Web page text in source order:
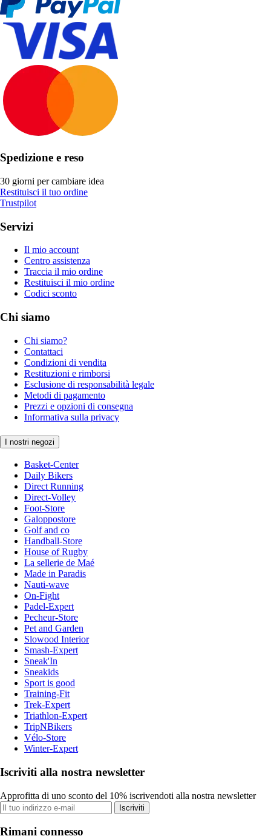
Spedizione e reso
30 giorni per cambiare idea
Restituisci il tuo ordine
Trustpilot
Servizi
Il mio account
Centro assistenza
Traccia il mio ordine
Restituisci il mio ordine
Codici sconto
Chi siamo
Chi siamo?
Contattaci
Condizioni di vendita
Restituzioni e rimborsi
Esclusione di responsabilità legale
Metodi di pagamento
Prezzi e opzioni di consegna
Informativa sulla privacy
I nostri negozi
Basket-Center
Daily Bikers
Direct Running
Direct-Volley
Foot-Store
Galoppostore
Golf and co
Handball-Store
House of Rugby
La sellerie de Maé
Made in Paradis
Nauti-wave
On-Fight
Padel-Expert
Pecheur-Store
Pet and Garden
Slowood Interior
Smash-Expert
Sneak'In
Sneakids
Sport is good
Training-Fit
Trek-Expert
Triathlon-Expert
TripNBikers
Vélo-Store
Winter-Expert
Iscriviti alla nostra newsletter
Approfitta di uno sconto del 10% iscrivendoti alla nostra newsletter
Iscriviti
Rimani connesso